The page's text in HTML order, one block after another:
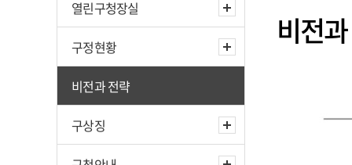
열린구청장실
구정현황
비전과 전략
구상징
비전